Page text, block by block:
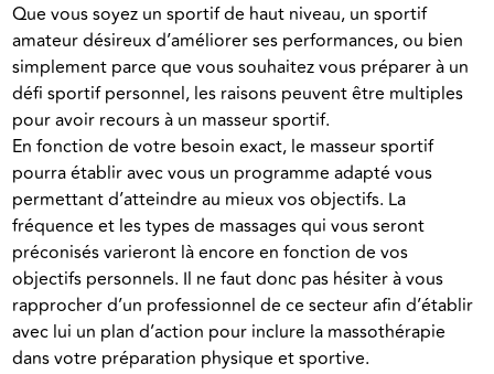
Que vous soyez un sportif de haut niveau, un sportif
amateur désireux d’améliorer ses performances, ou bien
simplement parce que vous souhaitez vous préparer à un
défi sportif personnel, les raisons peuvent être multiples
pour avoir recours à un masseur sportif.
En fonction de votre besoin exact, le masseur sportif
pourra établir avec vous un programme adapté vous
permettant d’atteindre au mieux vos objectifs. La
fréquence et les types de massages qui vous seront
préconisés varieront là encore en fonction de vos
objectifs personnels. Il ne faut donc pas hésiter à vous
rapprocher d’un professionnel de ce secteur afin d’établir
avec lui un plan d’action pour inclure la massothérapie
dans votre préparation physique et sportive.